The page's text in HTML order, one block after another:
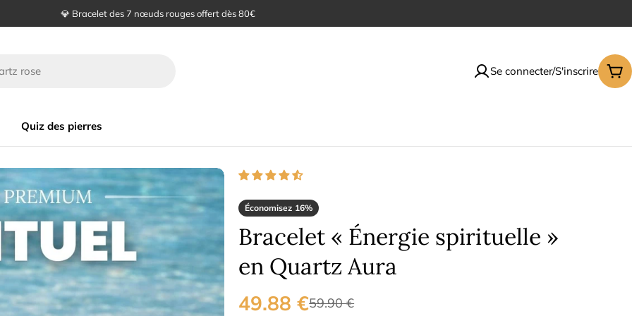
🙏 Satisfait ou remboursé sous 30 jours
Se connecter/S'inscrire
Quiz des pierres
Économisez 16%
Bracelet « Énergie spirituelle »
en Quartz Aura
Prix
49.88 €
Prix
59.90 €